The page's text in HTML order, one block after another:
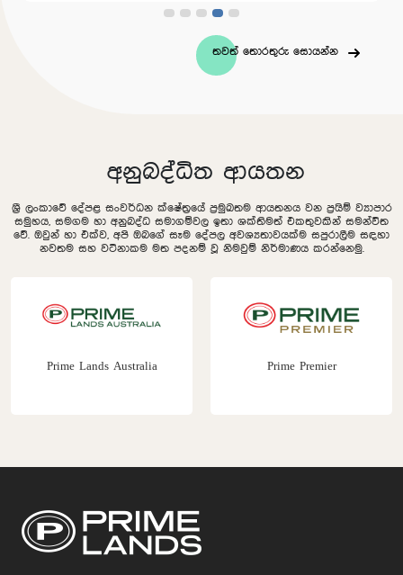
තවත් තොරතුරු සොයන්න
අනුබද්ධිත ආයතන
ශ්‍රී ලංකාවේ දේපළ සංවර්ධන ක්ෂේත්‍රයේ ප්‍රමුඛතම ආයතනය වන ප්‍රයිම් ව්‍යාපාර
සමුහය, සමගම හා අනුබද්ධ සමාගම්වල ඉතා ශක්තිමත් එකතුවකින් සමන්විත
වේ. ඔවුන් හා එක්ව, අපි ඔබගේ සෑම දේපල අවශ්‍යතාවයක්ම සපුරාලීම සඳහා
නවතම සහ වටිනාකම මත පදනම් වූ නිමවුම් නිර්මාණය කරන්නෙමු.
Prime Lands Australia Prime Premier